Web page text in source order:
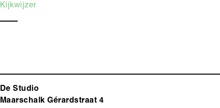
Kijkwijzer
De Studio
Maarschalk Gérardstraat 4